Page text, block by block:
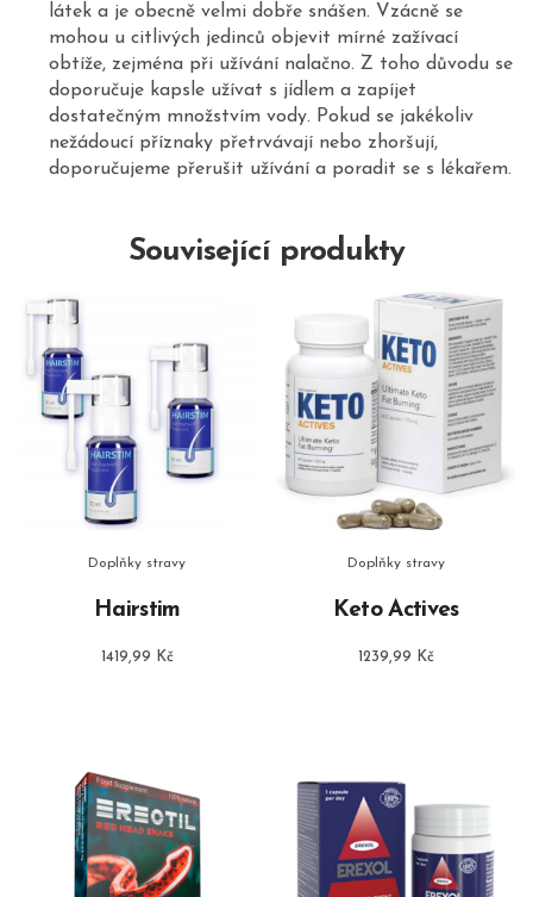
látek a je obecně velmi dobře snášen. Vzácně se
mohou u citlivých jedinců objevit mírné zažívací
obtíže, zejména při užívání nalačno. Z toho důvodu se
doporučuje kapsle užívat s jídlem a zapíjet
dostatečným množstvím vody. Pokud se jakékoliv
nežádoucí příznaky přetrvávají nebo zhoršují,
doporučujeme přerušit užívání a poradit se s lékařem.
Související produkty
Doplňky stravy
Hairstim
1419,99 Kč
Doplňky stravy
Keto Actives
1239,99 Kč